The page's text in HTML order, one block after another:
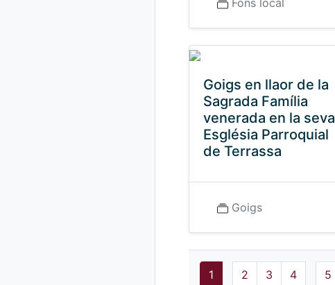
Fons local
Goigs en llaor de la
Sagrada Família
venerada en la seva
Església Parroquial
de Terrassa
Goigs
1 2 3 4 5